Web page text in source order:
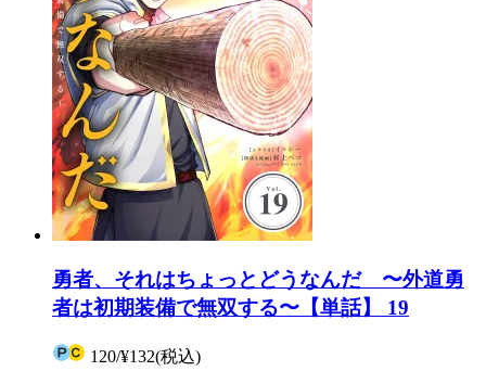
勇者、それはちょっとどうなんだ 〜外道勇
者は初期装備で無双する〜【単話】 19
120/¥132(税込)